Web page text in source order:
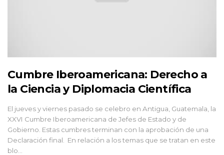
Cumbre Iberoamericana: Derecho a
la Ciencia y Diplomacia Científica
El jueves y viernes pasado se celebro en Antigua, Guatemala, la
XXVI Cumbre Iberoamericana de Jefes de Estado y de
Gobierno. Estas cumbres terminan con la aprobación de una
Declaración final. En relación a los temas que se tratan en este
blo...